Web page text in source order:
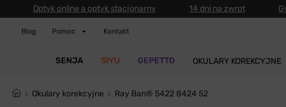
Optyk online a optyk stacjonarny 14 dni na zwrot
Blog Pomoc Kontakt
SENJA SIYU GEPETTO OKULARY KOREKCYJNE
Okulary korekcyjne Ray Ban® 5422 8424 52